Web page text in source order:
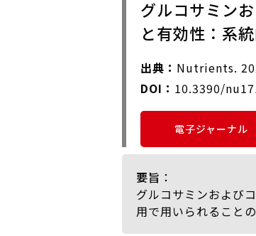
グルコサミン
と有効性：系
出典： Nutrients.
DOI： 10.3390/
電子ジャーナル
要旨 ：
グルコサミンおよび
用で用いられること